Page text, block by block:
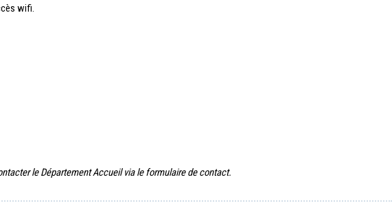
wifi.
le Département Accueil via le formulaire de contact.